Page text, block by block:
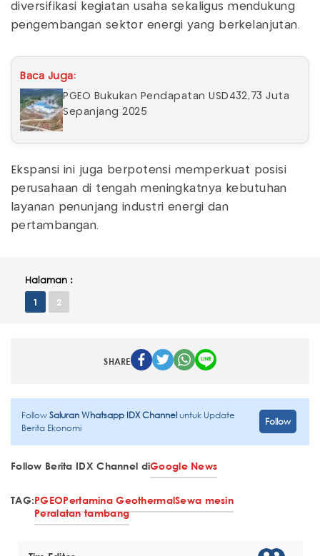
diversifikasi kegiatan usaha sekaligus mendukung
pengembangan sektor energi yang berkelanjutan.
Baca Juga:
PGEO Bukukan Pendapatan USD432,73 Juta
Sepanjang 2025
Ekspansi ini juga berpotensi memperkuat posisi
perusahaan di tengah meningkatnya kebutuhan
layanan penunjang industri energi dan
pertambangan.
Halaman :
1 2
SHARE
FollowSaluran Whatsapp IDX Channeluntuk Update
Berita Ekonomi
Follow
Follow Berita IDX Channel diGoogle News
TAG:PGEOPertamina GeothermalSewa mesin
Peralatan tambang